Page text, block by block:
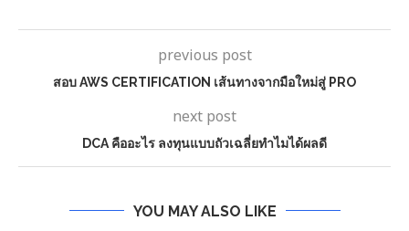
previous post
สอบ AWS CERTIFICATION เส้นทางจากมือใหม่สู่ PRO
next post
DCA คืออะไร ลงทุนแบบถัวเฉลี่ยทำไมได้ผลดี
YOU MAY ALSO LIKE